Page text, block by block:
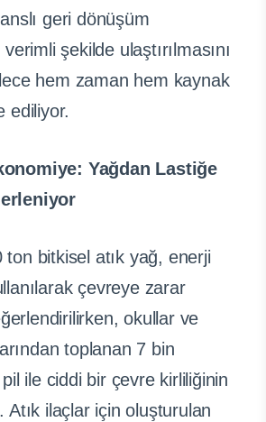
geri dönüşüm
şekilde ulaştırılmasını
hem zaman hem kaynak
ediliyor.
Yağdan Lastiğe
ton bitkisel atık yağ, enerji
çevreye zarar
okullar ve
toplanan 7 bin
ile ciddi bir çevre kirliliğinin
Atık ilaçlar için oluşturulan